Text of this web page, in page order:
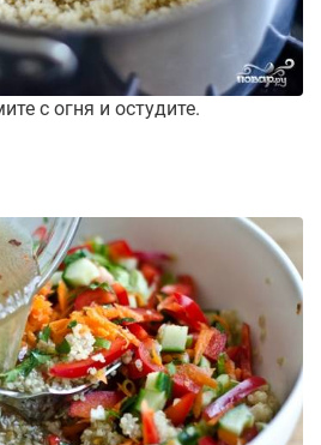
с огня и остудите.